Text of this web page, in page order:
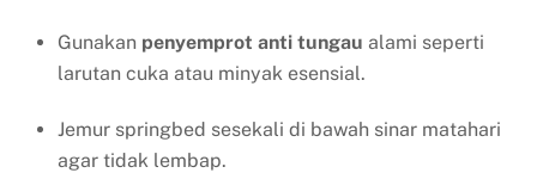
Gunakan penyemprot anti tungau alami seperti
larutan cuka atau minyak esensial.
Jemur springbed sesekali di bawah sinar matahari
agar tidak lembap.